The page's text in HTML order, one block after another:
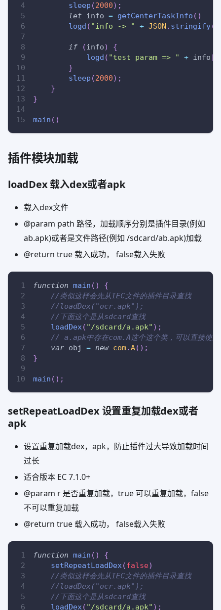
sleep (2000) ;
let info = getCenterTaskInfo ( )
logd ( "info -> " + JSON . stringify(
if ( info)
{
logd ( "test param => " + info [
}
sleep (2000) ;
}
}
main ( )
插件模块加载
loadDex 载入dex或者apk
载入dex文件
@param path 路径，加载顺序分别是插件目录(例如
ab.apk)或者是文件路径(例如 /sdcard/ab.apk)加载
@return true 载入成功， false载入失败
function main ( )
{
//类似这样会先从IEC文件的插件目录查找
//loadDex("ocr.apk");
//下面这个是从sdcard查找
loadDex ( "/sdcard/a.apk" ) ;
// a.apk中存在com.A这个这个类，可以直接使用
var obj = new com.A( ) ;
}
main ( ) ;
setRepeatLoadDex 设置重复加载dex或者
apk
设置重复加载dex，apk，防止插件过大导致加载时间
过长
适合版本 EC 7.1.0+
@param r 是否重复加载，true 可以重复加载，false
不可以重复加载
@return true 载入成功， false载入失败
function main ( )
{
setRepeatLoadDex (false)
//类似这样会先从IEC文件的插件目录查找
//loadDex("ocr.apk");
//下面这个是从sdcard查找
loadDex ( "/sdcard/a.apk" ) ;